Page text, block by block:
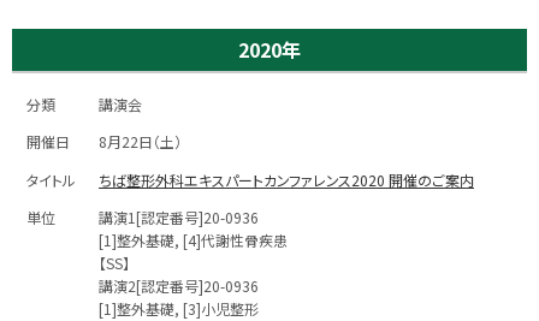
2020年
講演会
8月22日（土）
ちば整形外科エキスパートカンファレンス2020 開催のご案内
講演1[認定番号]20-0936
[1]整外基礎, [4]代謝性骨疾患
【SS】
講演2[認定番号]20-0936
[1]整外基礎, [3]小児整形